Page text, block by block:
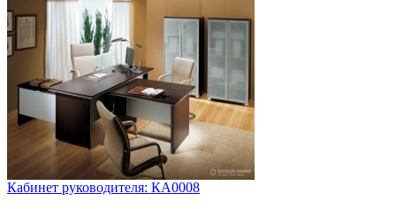
Кабинет руководителя: КА0008